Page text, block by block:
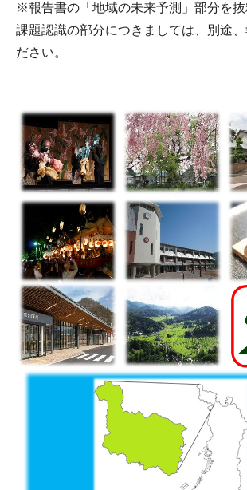
※報告書の「地域の未来予測」部分を抜
課題認識の部分につきましては、別途、
ださい。